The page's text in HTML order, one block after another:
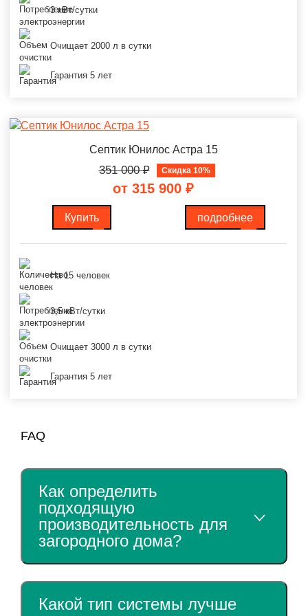
3 кВт/сутки
Очищает 2000 л в сутки
Гарантия 5 лет
Септик Юнилос Астра 15
351 000₽ Скидка 10%
от 315 900 ₽
Купить подробнее
На 15 человек
3,5 кВт/сутки
Очищает 3000 л в сутки
Гарантия 5 лет
FAQ
Как определить
подходящую
производительность для
загородного дома?
проживающих, суточный объем сточных вод и
залповый сброс. Септик на 12 человек подбирается
Какой тип системы лучше